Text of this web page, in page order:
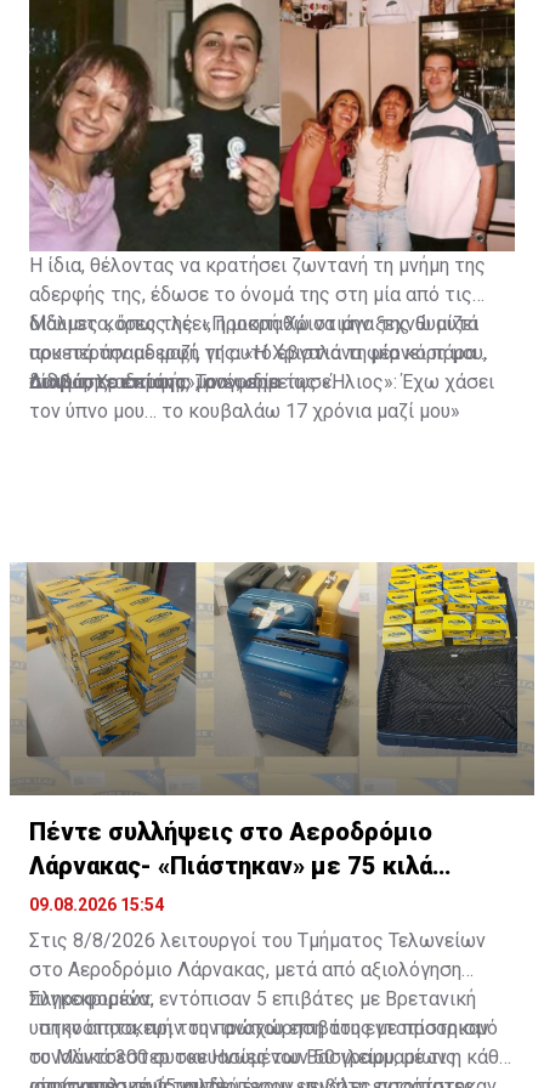
Η ίδια, θέλοντας να κρατήσει ζωντανή τη μνήμη της
αδερφής της, έδωσε το όνομά της στη μία από τις
δίδυμες κόρες της. «Προσπαθώ να μην ξεχνώ αυτά
που περάσαμε μαζί, γι’ αυτό έβγαλα τη μία κόρη μου,
δίδυμη, Χριστιάνα», ανέφερε.
Μάλιστα, όπως λέει, η μικρή Χριστιάνα της θυμίζει
αρκετά την αδερφή της. «Η Χριστιάνα φέρνει πάρα
πολύ της αδερφής μου», σημείωσε.
Διαβάστε επίσης: Τραγωδία της «Ήλιος»: Έχω χάσει
τον ύπνο μου… το κουβαλάω 17 χρόνια μαζί μου»
Πέντε συλλήψεις στο Αεροδρόμιο
Λάρνακας- «Πιάστηκαν» με 75 κιλά
καπνού
09.08.2026 15:54
Στις 8/8/2026 λειτουργοί του Τμήματος Τελωνείων
στο Αεροδρόμιο Λάρνακας, μετά από αξιολόγηση
πληροφοριών, εντόπισαν 5 επιβάτες με Βρετανική
υπηκοότητα, πριν την αναχώρηση τους με προορισμό
το Μάντσεστερ του Ηνωμένου Βασιλείου, με τις
Συγκεκριμένα:
στην αποσκευή του πρώτου επιβάτη εντοπίστηκαν
συνολικά 300 συσκευασίες των 50 γραμμαρίων η κάθε